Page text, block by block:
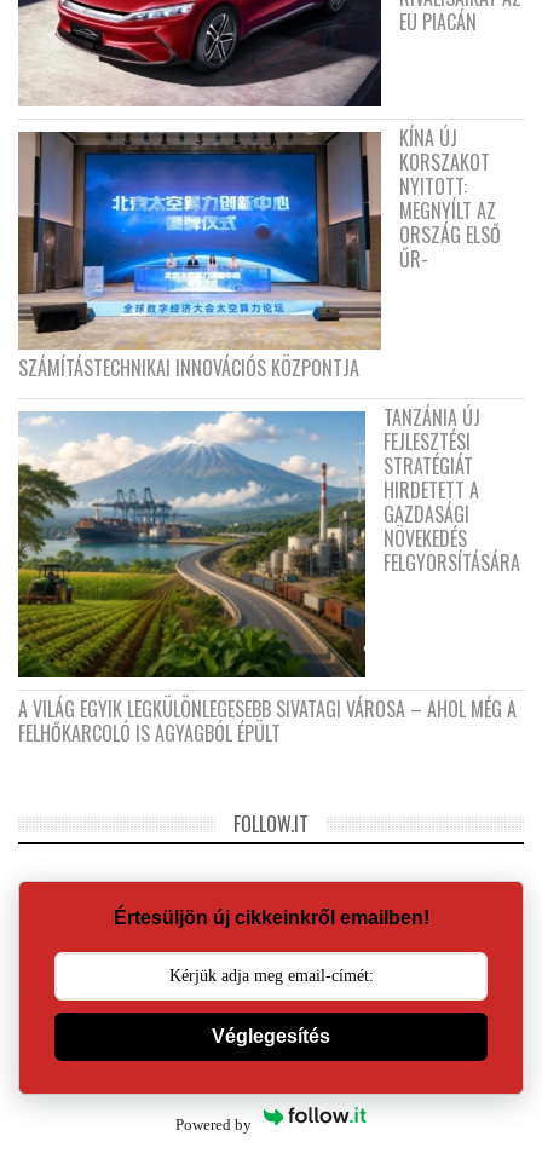
EU PIACÁN
KÍNA ÚJ
KORSZAKOT
NYITOTT:
MEGNYÍLT AZ
ORSZÁG ELSŐ
ŰR-
SZÁMÍTÁSTECHNIKAI INNOVÁCIÓS KÖZPONTJA
TANZÁNIA ÚJ
FEJLESZTÉSI
STRATÉGIÁT
HIRDETETT A
GAZDASÁGI
NÖVEKEDÉS
FELGYORSÍTÁSÁRA
A VILÁG EGYIK LEGKÜLÖNLEGESEBB SIVATAGI VÁROSA – AHOL MÉG A
FELHŐKARCOLÓ IS AGYAGBÓL ÉPÜLT
FOLLOW.IT
Értesüljön új cikkeinkről emailben!
Véglegesítés
Powered by